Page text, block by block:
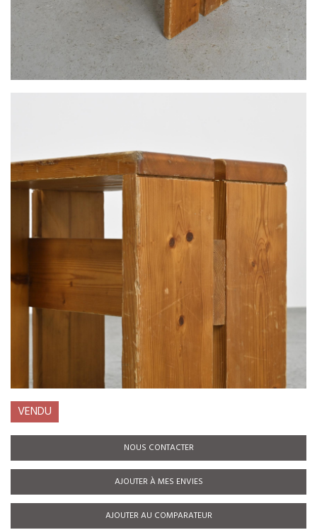
VENDU
NOUS CONTACTER
AJOUTER À MES ENVIES
AJOUTER AU COMPARATEUR